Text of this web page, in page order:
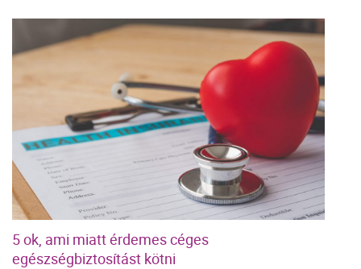
5 ok, ami miatt érdemes céges
egészségbiztosítást kötni